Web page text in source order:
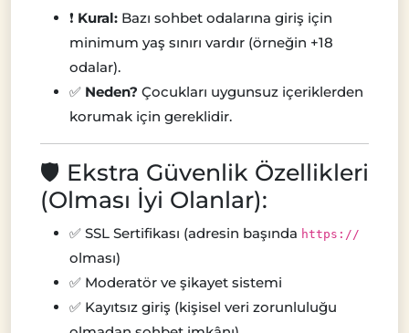
❗ Kural: Bazı sohbet odalarına giriş için
minimum yaş sınırı vardır (örneğin +18
odalar).
✅ Neden? Çocukları uygunsuz içeriklerden
korumak için gereklidir.
🛡️ Ekstra Güvenlik Özellikleri
(Olması İyi Olanlar):
✅ SSL Sertifikası (adresin başında https://
olması)
✅ Moderatör ve şikayet sistemi
✅ Kayıtsız giriş (kişisel veri zorunluluğu